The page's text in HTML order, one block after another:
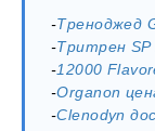
-Треноджед
-Тритрен SP
-12000
-Organon
-Clenodyn